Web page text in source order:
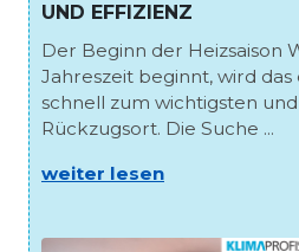
UND EFFIZIENZ
Der Beginn der Heizsaison
Jahreszeit beginnt, wird das
schnell zum wichtigsten
Rückzugsort. Die Suche ...
weiter lesen